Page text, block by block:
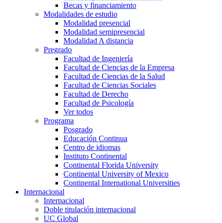
Becas y financiamiento
Modalidades de estudio
Modalidad presencial
Modalidad semipresencial
Modalidad A distancia
Pregrado
Facultad de Ingeniería
Facultad de Ciencias de la Empresa
Facultad de Ciencias de la Salud
Facultad de Ciencias Sociales
Facultad de Derecho
Facultad de Psicología
Ver todos
Programa
Posgrado
Educación Continua
Centro de idiomas
Instituto Continental
Continental Florida University
Continental University of Mexico
Continental International Universities
Internacional
Internacional
Doble titulación internacional
UC Global